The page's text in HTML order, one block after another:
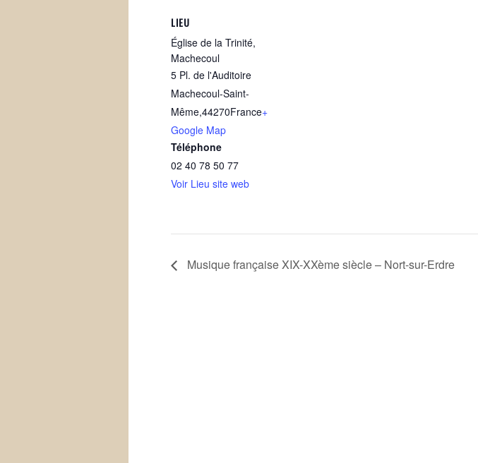
LIEU
Église de la Trinité,
Machecoul
5 Pl. de l'Auditoire
Machecoul-Saint-
Même,44270France+
Google Map
Téléphone
02 40 78 50 77
Voir Lieu site web
Musique française XIX-XXème siècle – Nort-sur-Erdre